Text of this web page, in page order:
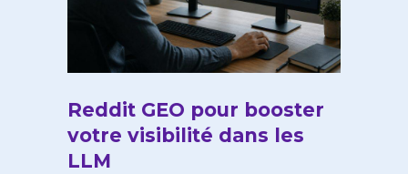
Reddit GEO pour booster
votre visibilité dans les
LLM